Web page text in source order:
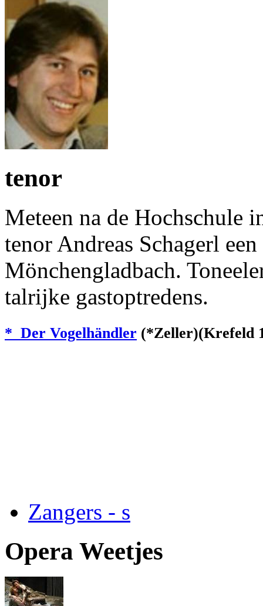
tenor
Meteen na de Hochschule
tenor Andreas Schagerl
Mönchengladbach.
talrijke gastoptredens.
* Der Vogelhändler (*Zeller)(Krefeld
Zangers - s
Opera Weetjes